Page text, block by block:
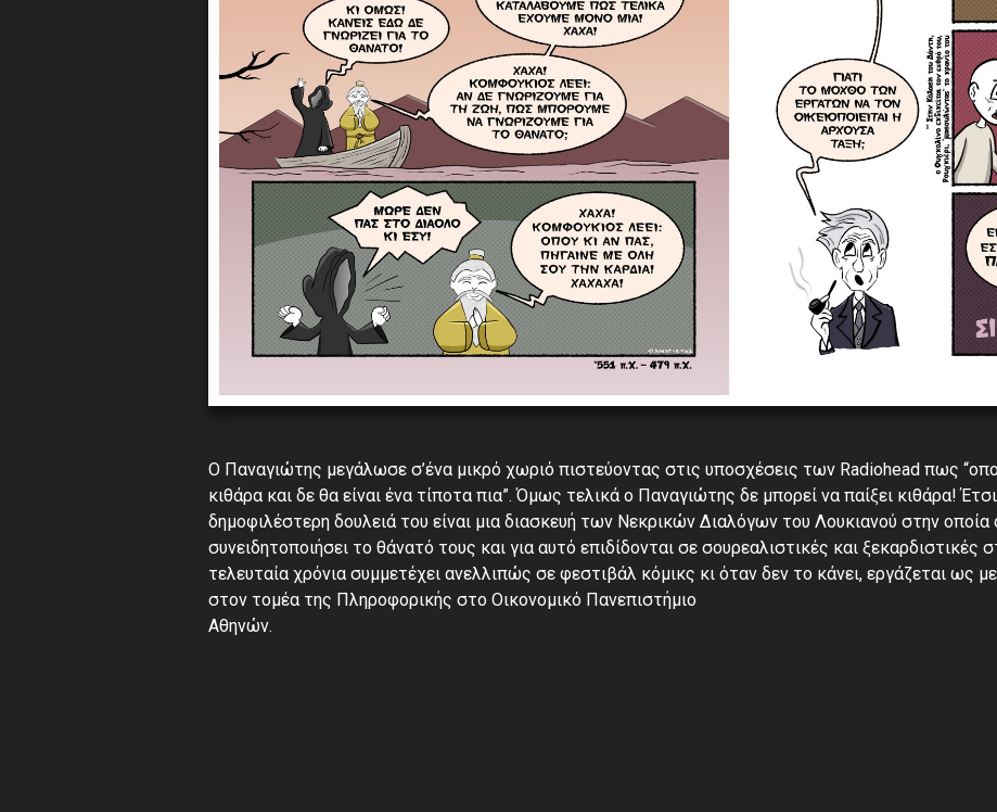
Ο Παναγιώτης μεγάλωσε σ’ένα μικρό χωριό πιστεύοντας στις υποσχέσεις των Radiohead πως
κιθάρα και δε θα είναι ένα τίποτα πια”. Όμως τελικά ο Παναγιώτης δε μπορεί να παίξει κιθάρα!
δημοφιλέστερη δουλειά του είναι μια διασκευή των Νεκρικών Διαλόγων του Λουκιανού στην οποία
συνειδητοποιήσει το θάνατό τους και για αυτό επιδίδονται σε σουρεαλιστικές και ξεκαρδιστικές
τελευταία χρόνια συμμετέχει ανελλιπώς σε φεστιβάλ κόμικς κι όταν δεν το κάνει, εργάζεται ως
στον τομέα της Πληροφορικής στο Οικονομικό Πανεπιστήμιο
Αθηνών.